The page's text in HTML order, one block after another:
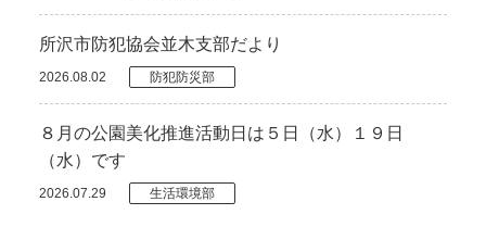
所沢市防犯協会並木支部だより
2026.08.02 防犯防災部
８月の公園美化推進活動日は５日（水）１９日
（水）です
2026.07.29 生活環境部